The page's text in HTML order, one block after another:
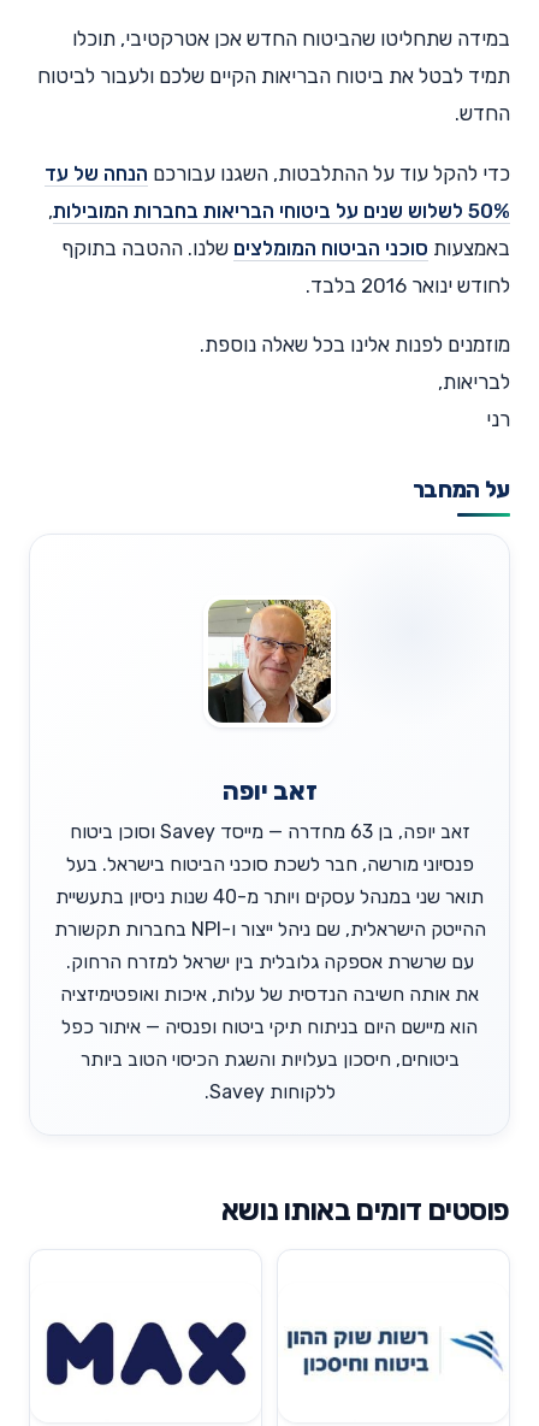
במידה שתחליטו שהביטוח החדש אכן אטרקטיבי, תוכלו
תמיד לבטל את ביטוח הבריאות הקיים שלכם ולעבור לביטוח
החדש.
כדי להקל עוד על ההתלבטות, השגנו עבורכם הנחה של עד
50% לשלוש שנים על ביטוחי הבריאות בחברות המובילות
,
באמצעות סוכני הביטוח המומלצים שלנו. ההטבה בתוקף
לחודש ינואר 2016 בלבד.
מוזמנים לפנות אלינו בכל שאלה נוספת.
לבריאות,
רני
על המחבר
זאב יופה
זאב יופה, בן 63 מחדרה — מייסד Savey וסוכן ביטוח
פנסיוני מורשה, חבר לשכת סוכני הביטוח בישראל. בעל
תואר שני במנהל עסקים ויותר מ-40 שנות ניסיון בתעשיית
ההייטק הישראלית, שם ניהל ייצור ו-NPI בחברות תקשורת
עם שרשרת אספקה גלובלית בין ישראל למזרח הרחוק.
את אותה חשיבה הנדסית של עלות, איכות ואופטימיזציה
הוא מיישם היום בניתוח תיקי ביטוח ופנסיה — איתור כפל
ביטוחים, חיסכון בעלויות והשגת הכיסוי הטוב ביותר
ללקוחות Savey.
פוסטים דומים באותו נושא